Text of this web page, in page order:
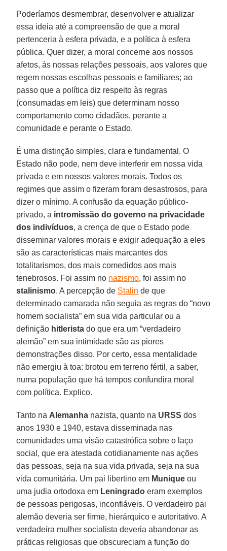
Poderíamos desmembrar, desenvolver e atualizar
essa ideia até a compreensão de que a moral
pertenceria à esfera privada, e a política à esfera
pública. Quer dizer, a moral concerne aos nossos
afetos, às nossas relações pessoais, aos valores que
regem nossas escolhas pessoais e familiares; ao
passo que a política diz respeito às regras
(consumadas em leis) que determinam nosso
comportamento como cidadãos, perante a
comunidade e perante o Estado.
É uma distinção simples, clara e fundamental. O
Estado não pode, nem deve interferir em nossa vida
privada e em nossos valores morais. Todos os
regimes que assim o fizeram foram desastrosos, para
dizer o mínimo. A confusão da equação público-
privado, a intromissão do governo na privacidade
dos indivíduos, a crença de que o Estado pode
disseminar valores morais e exigir adequação a eles
são as características mais marcantes dos
totalitarismos, dos mais comedidos aos mais
tenebrosos. Foi assim no nazismo, foi assim no
stalinismo. A percepção de Stalin de que
determinado camarada não seguia as regras do “novo
homem socialista” em sua vida particular ou a
definição hitlerista do que era um “verdadeiro
alemão” em sua intimidade são as piores
demonstrações disso. Por certo, essa mentalidade
não emergiu à toa: brotou em terreno fértil, a saber,
numa população que há tempos confundira moral
com política. Explico.
Tanto na Alemanha nazista, quanto na URSS dos
anos 1930 e 1940, estava disseminada nas
comunidades uma visão catastrófica sobre o laço
social, que era atestada cotidianamente nas ações
das pessoas, seja na sua vida privada, seja na sua
vida comunitária. Um pai libertino em Munique ou
uma judia ortodoxa em Leningrado eram exemplos
de pessoas perigosas, inconfiáveis. O verdadeiro pai
alemão deveria ser firme, hierárquico e autoritativo. A
verdadeira mulher socialista deveria abandonar as
práticas religiosas que obscureciam a função do